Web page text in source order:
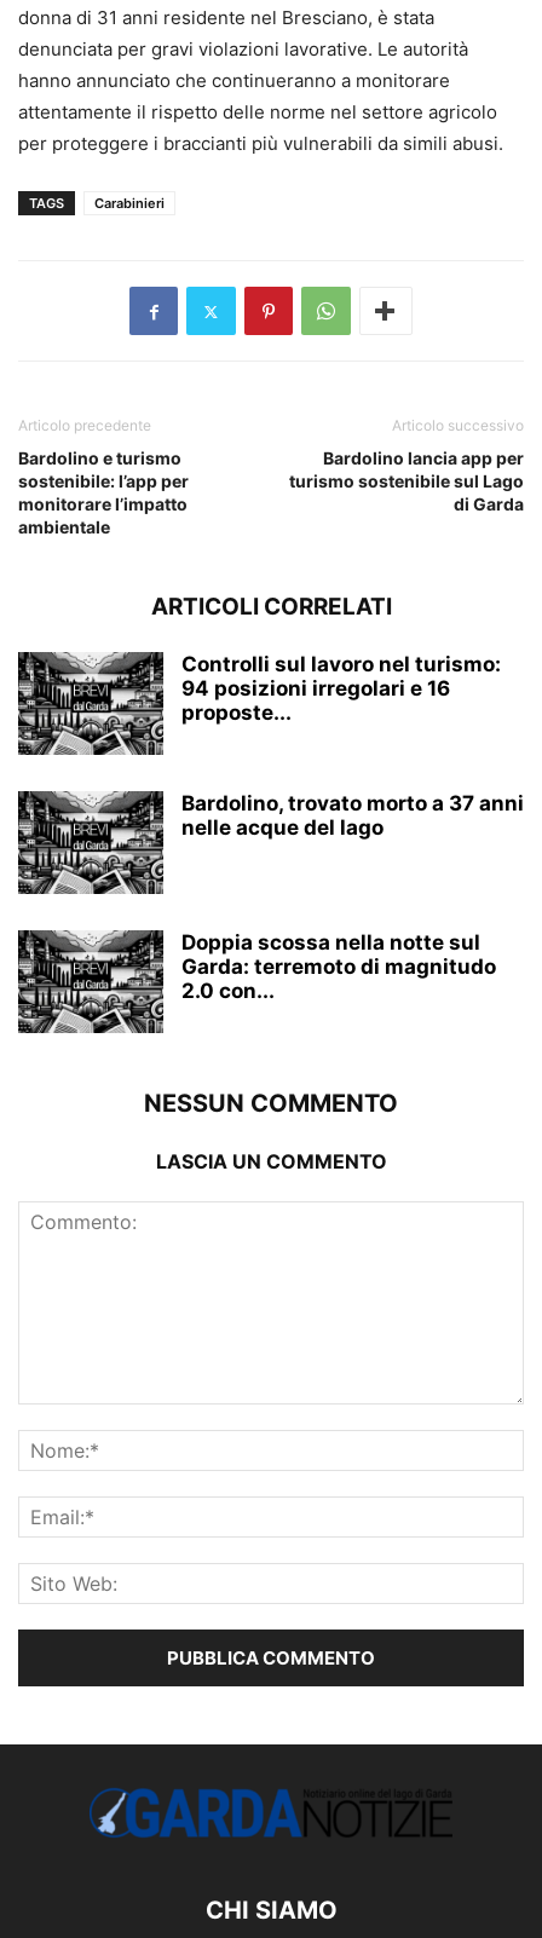
donna di 31 anni residente nel Bresciano, è stata
denunciata per gravi violazioni lavorative. Le autorità
hanno annunciato che continueranno a monitorare
attentamente il rispetto delle norme nel settore agricolo
per proteggere i braccianti più vulnerabili da simili abusi.
TAGS Carabinieri
Articolo precedente
Bardolino e turismo
sostenibile: l’app per
monitorare l’impatto
ambientale
Articolo successivo
Bardolino lancia app per
turismo sostenibile sul Lago
di Garda
ARTICOLI CORRELATI
Controlli sul lavoro nel turismo:
94 posizioni irregolari e 16
proposte...
Bardolino, trovato morto a 37 anni
nelle acque del lago
Doppia scossa nella notte sul
Garda: terremoto di magnitudo
2.0 con...
NESSUN COMMENTO
LASCIA UN COMMENTO
CHI SIAMO